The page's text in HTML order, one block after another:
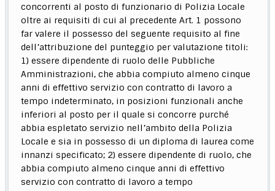
concorrenti al posto di funzionario di Polizia Locale
oltre ai requisiti di cui al precedente Art. 1 possono
far valere il possesso del seguente requisito al fine
dell’attribuzione del punteggio per valutazione titoli:
1) essere dipendente di ruolo delle Pubbliche
Amministrazioni, che abbia compiuto almeno cinque
anni di effettivo servizio con contratto di lavoro a
tempo indeterminato, in posizioni funzionali anche
inferiori al posto per il quale si concorre purché
abbia espletato servizio nell’ambito della Polizia
Locale e sia in possesso di un diploma di laurea come
innanzi specificato; 2) essere dipendente di ruolo, che
abbia compiuto almeno cinque anni di effettivo
servizio con contratto di lavoro a tempo